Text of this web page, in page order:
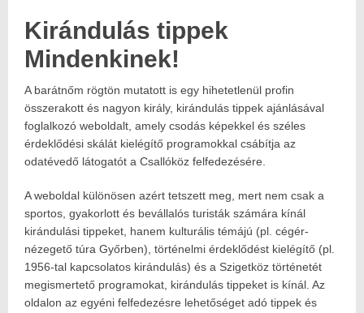
Kirándulás tippek
Mindenkinek!
A barátnőm rögtön mutatott is egy hihetetlenül profin
összerakott és nagyon király, kirándulás tippek ajánlásával
foglalkozó weboldalt, amely csodás képekkel és széles
érdeklődési skálát kielégítő programokkal csábítja az
odatévedő látogatót a Csallóköz felfedezésére.
A weboldal különösen azért tetszett meg, mert nem csak a
sportos, gyakorlott és bevállalós turisták számára kínál
kirándulási tippeket, hanem kulturális témájú (pl. cégér-
nézegető túra Győrben), történelmi érdeklődést kielégítő (pl.
1956-tal kapcsolatos kirándulás) és a Szigetköz történetét
megismertető programokat, kirándulás tippeket is kínál. Az
oldalon az egyéni felfedezésre lehetőséget adó tippek és